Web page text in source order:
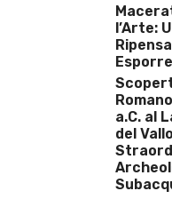
l’Arte:
a.C. al
del